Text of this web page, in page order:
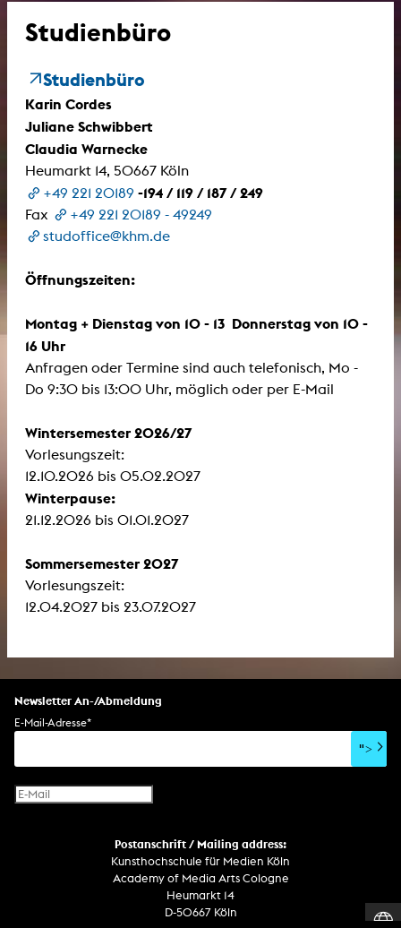
Studienbüro
Studienbüro
Karin Cordes
Juliane Schwibbert
Claudia Warnecke
Heumarkt 14, 50667 Köln
+49 221 20189 -194 / 119 / 187 / 249
Fax
+49 221 20189 - 49249
studoffice@khm.de
Öffnungszeiten:
Montag + Dienstag von 10 - 13 Donnerstag von 10 -
16 Uhr
Anfragen oder Termine sind auch telefonisch, Mo -
Do 9:30 bis 13:00 Uhr, möglich oder per E-Mail
Wintersemester 2026/27
Vorlesungszeit:
12.10.2026 bis 05.02.2027
Winterpause:
21.12.2026 bis 01.01.2027
Sommersemester 2027
Vorlesungszeit:
12.04.2027 bis 23.07.2027
Newsletter An-/Abmeldung
E-Mail-Adresse*
">
Postanschrift / Mailing address:
Kunsthochschule für Medien Köln
Academy of Media Arts Cologne
Heumarkt 14
D-50667 Köln